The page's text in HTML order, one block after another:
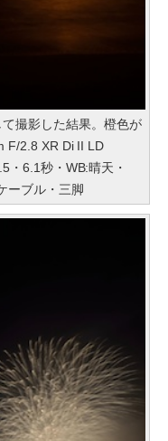
撮影した結果。橙色が
F/2.8 XR Di II LD
・6.1秒・WB:晴天・
ーブル・三脚